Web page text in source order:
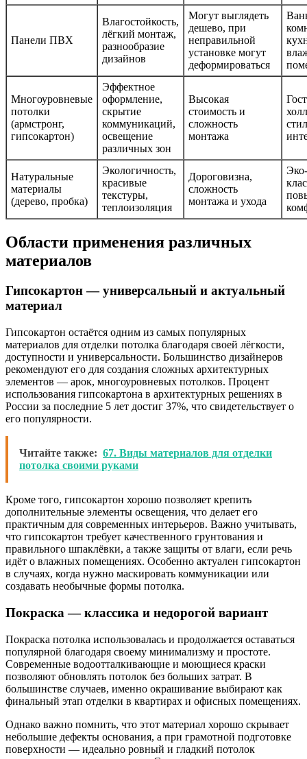
Панели ПВХ
Влагостойкость,
лёгкий монтаж,
разнообразие
дизайнов
Могут выглядеть
дешево, при
неправильной
установке могут
деформироваться
Многоуровневые
потолки
(армстронг,
гипсокартон)
Эффектное
оформление,
скрытие
коммуникаций,
освещение
различных зон
Высокая
стоимость и
сложность
монтажа
Натуральные
материалы
(дерево, пробка)
Экологичность,
красивые
текстуры,
теплоизоляция
Дороговизна,
сложность
монтажа и ухода
Области применения различных
материалов
Гипсокартон — универсальный и актуальный
материал
Гипсокартон остаётся одним из самых популярных
материалов для отделки потолка благодаря своей лёгкости,
доступности и универсальности. Большинство дизайнеров
рекомендуют его для создания сложных архитектурных
элементов — арок, многоуровневых потолков. Процент
использования гипсокартона в архитектурных решениях в
России за последние 5 лет достиг 37%, что свидетельствует о
его популярности.
Читайте также: 67. Виды материалов для отделки
потолка своими руками
Кроме того, гипсокартон хорошо позволяет крепить
дополнительные элементы освещения, что делает его
практичным для современных интерьеров. Важно учитывать,
что гипсокартон требует качественного грунтования и
правильного шпаклёвки, а также защиты от влаги, если речь
идёт о влажных помещениях. Особенно актуален гипсокартон
в случаях, когда нужно маскировать коммуникации или
создавать необычные формы потолка.
Покраска — классика и недорогой вариант
Покраска потолка использовалась и продолжается оставаться
популярной благодаря своему минимализму и простоте.
Современные водоотталкивающие и моющиеся краски
позволяют обновлять потолок без больших затрат. В
большинстве случаев, именно окрашивание выбирают как
финальный этап отделки в квартирах и офисных помещениях.
Однако важно помнить, что этот материал хорошо скрывает
небольшие дефекты основания, а при грамотной подготовке
поверхности — идеально ровный и гладкий потолок